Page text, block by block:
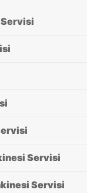
Servisi
Servisi
Servisi